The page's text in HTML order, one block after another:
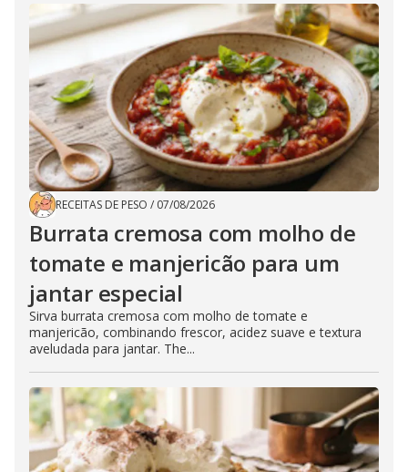
RECEITAS DE PESO / 07/08/2026
Burrata cremosa com molho de
tomate e manjericão para um
jantar especial
Sirva burrata cremosa com molho de tomate e
manjericão, combinando frescor, acidez suave e textura
aveludada para jantar. The...